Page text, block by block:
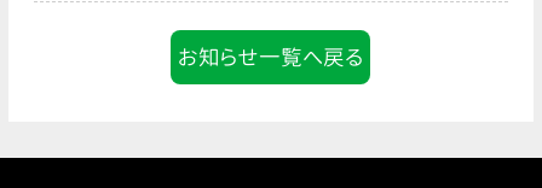
お知らせ一覧へ戻る